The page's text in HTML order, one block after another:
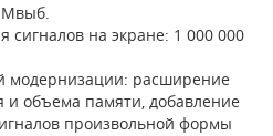
сигналов на экране: 1 000 000
модернизации: расширение
и объема памяти, добавление
произвольной формы